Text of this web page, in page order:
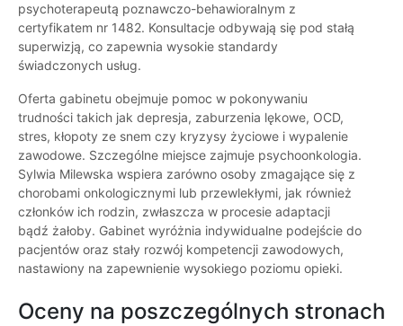
psychoterapeutą poznawczo-behawioralnym z
certyfikatem nr 1482. Konsultacje odbywają się pod stałą
superwizją, co zapewnia wysokie standardy
świadczonych usług.
Oferta gabinetu obejmuje pomoc w pokonywaniu
trudności takich jak depresja, zaburzenia lękowe, OCD,
stres, kłopoty ze snem czy kryzysy życiowe i wypalenie
zawodowe. Szczególne miejsce zajmuje psychoonkologia.
Sylwia Milewska wspiera zarówno osoby zmagające się z
chorobami onkologicznymi lub przewlekłymi, jak również
członków ich rodzin, zwłaszcza w procesie adaptacji
bądź żałoby. Gabinet wyróżnia indywidualne podejście do
pacjentów oraz stały rozwój kompetencji zawodowych,
nastawiony na zapewnienie wysokiego poziomu opieki.
Oceny na poszczególnych stronach